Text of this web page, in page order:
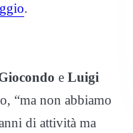
.
e Luigi
“ma non abbiamo
di attività ma